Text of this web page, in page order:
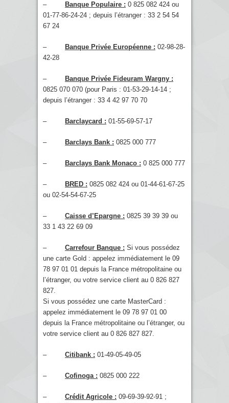
– Banque Populaire : 0 825 082 424 ou
01-77-86-24-24 ; depuis l’étranger : 33 2 54 54
67 24
– Banque Privée Européenne : 02-98-28-
42-28
–
Banque Privée Fideuram Wargny :
0825 070 070 (pour Paris : 01-53-29-14-14 ;
depuis l’étranger : 33 4 42 97 70 70
– Barclaycard : 01-55-69-57-17
– Barclays Bank : 0825 000 777
– Barclays Bank Monaco : 0 825 000 777
– BRED : 0825 082 424 ou 01-44-61-67-25
ou 02-54-54-67-25
– Caisse d’Epargne : 0825 39 39 39 ou
33 1 43 22 69 09
– Carrefour Banque : Si vous possédez
une carte Gold : appelez immédiatement le 09
78 97 01 01 depuis la France métropolitaine ou
l’étranger, ou votre service client au 0 826 827
827.
Si vous possédez une carte MasterCard :
appelez immédiatement le 09 78 97 01 00
depuis la France métropolitaine ou l’étranger, ou
votre service client au 0 826 827 827.
– Citibank : 01-49-05-49-05
– Cofinoga : 0825 000 222
– Crédit Agricole : 09-69-39-92-91 ;